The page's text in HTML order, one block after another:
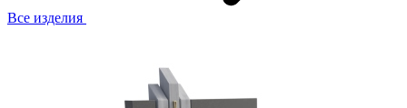
Все изделия